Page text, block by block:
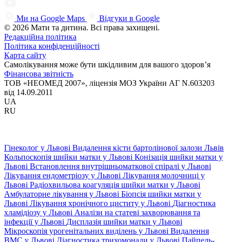
Ми на Google Maps
Відгуки в Google
© 2026 Мати та дитина. Всі права захищені.
Редакційна політика
Політика конфіденційності
Карта сайту
Самолікування може бути шкідливим для вашого здоров’я
Фінансова звітність
ТОВ «НЕОМЕД 2007», ліцензія МОЗ України АГ N.603203
від 14.09.2011
UA
RU
Гінеколог у Львові Видалення кісти бартолінової залози Львів
Кольпоскопія шийки матки у Львові Конізація шийки матки у
Львові Встановлення внутрішньоматкової спіралі у Львові
Лікування ендометріозу у Львові Лікування молочниці у
Львові Радіохвильова коагуляція шийки матки у Львові
Амбулаторне лікування у Львові Біопсія шийки матки у
Львові Лікування хронічного циститу у Львові Діагностика
хламідіозу у Львові Аналізи на статеві захворювання та
інфекції у Львові Дисплазія шийки матки у Львові
Мікроскопія урогенітальних виділень у Львові Видалення
ВМС у Львові Діагностика трихомонади у Львові Пайпель-